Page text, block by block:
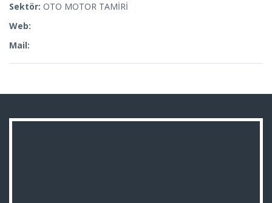
Sektör: OTO MOTOR TAMİRİ
Web:
Mail: